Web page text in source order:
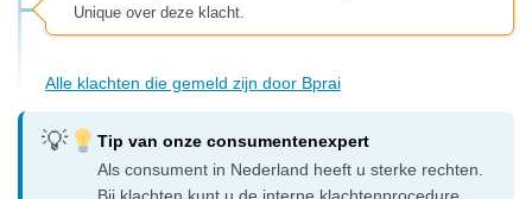
Unique over deze klacht.
Alle klachten die gemeld zijn door Bprai
Tip van onze consumentenexpert
Als consument in Nederland heeft u sterke rechten.
Bij klachten kunt u de interne klachtenprocedure